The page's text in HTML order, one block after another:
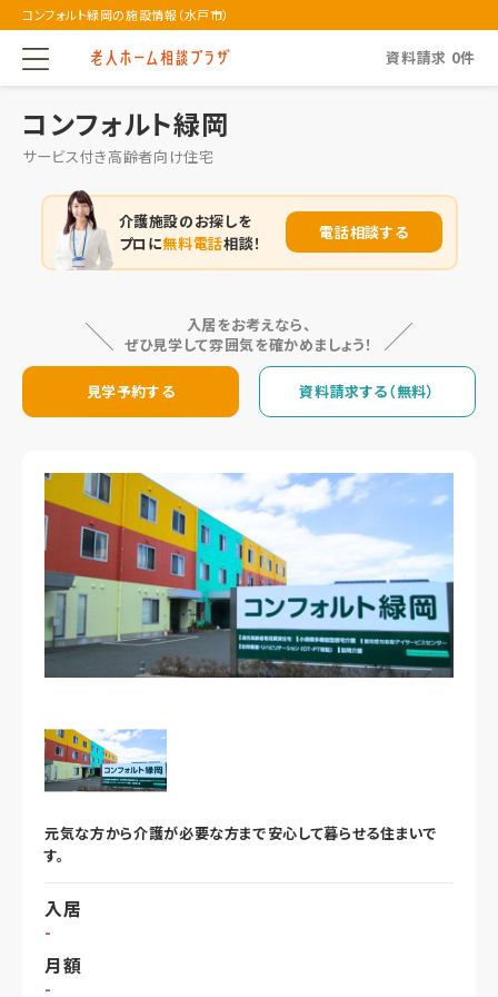
コンフォルト緑岡の施設情報（水戸市）
資料請求 0件
コンフォルト緑岡
サービス付き高齢者向け住宅
介護施設のお探しを
プロに無料電話相談！
電話相談する
入居をお考えなら、
ぜひ見学して雰囲気を確かめましょう！
見学予約する 資料請求する（無料）
元気な方から介護が必要な方まで安心して暮らせる住まいで
す。
入居
-
月額
-